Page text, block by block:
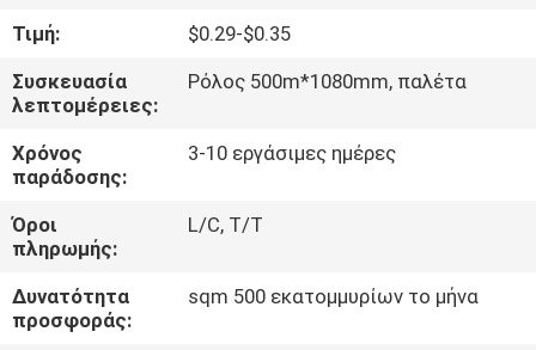
ΕΛΆΤΕ
ΣΕ
ΕΠΑΦΉ
ΜΕ
ΖΗΤΉΣΤΕ
ΈΝΑ
ΑΠΌΣΠΑΣΜΑ
Τιμή:
$0.29-$0.35
Συσκευασία
λεπτομέρειες:
Ρόλος 500m*1080mm, παλέτα
Χρόνος
παράδοσης:
3-10 εργάσιμες ημέρες
Όροι
πληρωμής:
L/C, T/T
Δυνατότητα
προσφοράς:
sqm 500 εκατομμυρίων το μήνα